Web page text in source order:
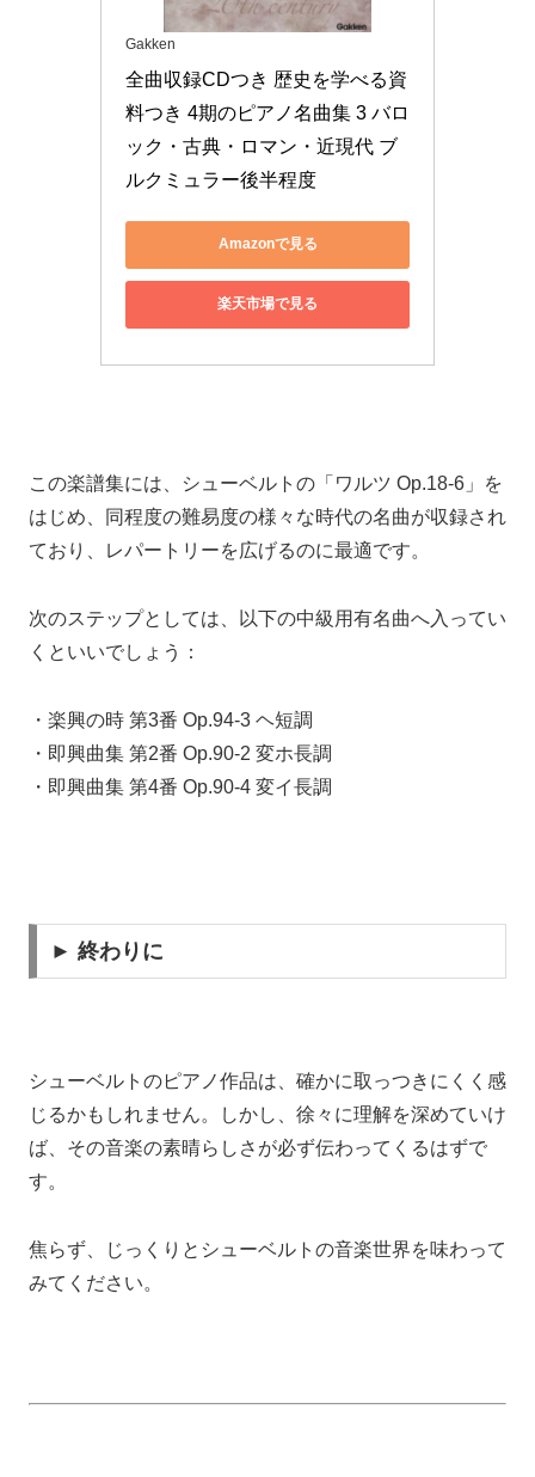
Gakken
全曲収録CDつき 歴史を学べる資
料つき 4期のピアノ名曲集 3 バロ
ック・古典・ロマン・近現代 ブ
ルクミュラー後半程度
Amazonで見る
楽天市場で見る
この楽譜集には、シューベルトの「ワルツ Op.18-6」を
はじめ、同程度の難易度の様々な時代の名曲が収録され
ており、レパートリーを広げるのに最適です。
次のステップとしては、以下の中級用有名曲へ入ってい
くといいでしょう：
・楽興の時 第3番 Op.94-3 ヘ短調
・即興曲集 第2番 Op.90-2 変ホ長調
・即興曲集 第4番 Op.90-4 変イ長調
► 終わりに
シューベルトのピアノ作品は、確かに取っつきにくく感
じるかもしれません。しかし、徐々に理解を深めていけ
ば、その音楽の素晴らしさが必ず伝わってくるはずで
す。
焦らず、じっくりとシューベルトの音楽世界を味わって
みてください。